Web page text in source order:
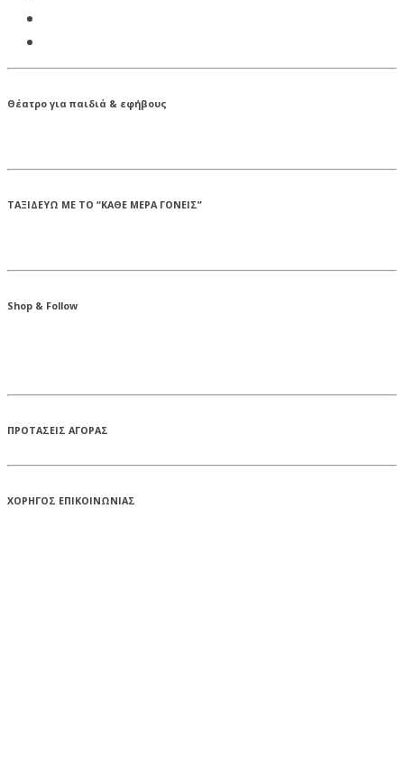
Θέατρο για παιδιά & εφήβους
ΤΑΞΙΔΕΥΩ ΜΕ ΤΟ “ΚΑΘΕ ΜΕΡΑ ΓΟΝΕΙΣ”
Shop & Follow
ΠΡΟΤΑΣΕΙΣ ΑΓΟΡΑΣ
ΧΟΡΗΓΟΣ ΕΠΙΚΟΙΝΩΝΙΑΣ